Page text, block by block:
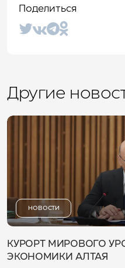
Поделиться
Другие
НОВОСТИ
КУРОРТ МИРОВОГО
ЭКОНОМИКИ АЛТАЯ